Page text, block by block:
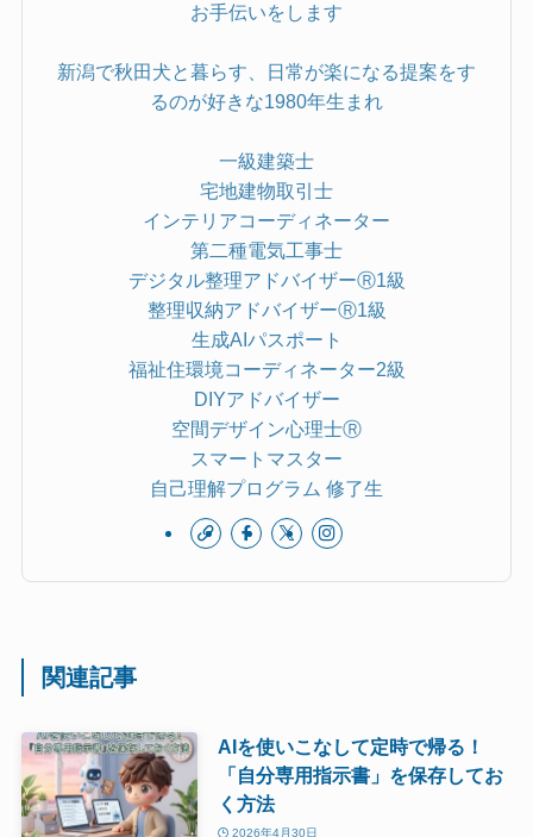
お手伝いをします
新潟で秋田犬と暮らす、日常が楽になる提案をす
るのが好きな1980年生まれ
一級建築士
宅地建物取引士
インテリアコーディネーター
第二種電気工事士
デジタル整理アドバイザーⓇ1級
整理収納アドバイザーⓇ1級
生成AIパスポート
福祉住環境コーディネーター2級
DIYアドバイザー
空間デザイン心理士Ⓡ
スマートマスター
自己理解プログラム 修了生
関連記事
AIを使いこなして定時で帰る！
「自分専用指示書」を保存してお
く方法
2026年4月30日